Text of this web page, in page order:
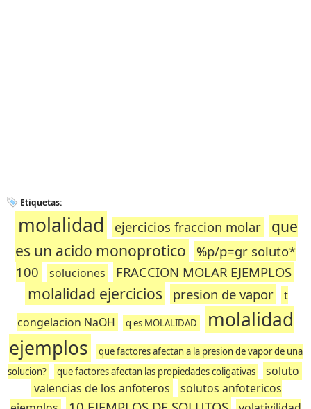
Etiquetas:
molalidad ejercicios fraccion molar
que
es un acido monoprotico
%p/p=gr soluto*
100
soluciones FRACCION MOLAR EJEMPLOS
molalidad ejercicios presion de vapor
t
congelacion NaOH
q es MOLALIDAD
molalidad
ejemplos
que factores afectan a la presion de vapor de una
solucion?
que factores afectan las propiedades coligativas
soluto
valencias de los anfoteros
solutos anfotericos